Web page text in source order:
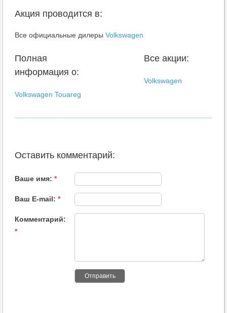
Акция проводится в:
Все официальные дилеры Volkswagen
Полная
информация о:
Volkswagen Touareg
Все акции:
Volkswagen
Оставить комментарий:
Ваше имя: *
Ваш E-mail: *
Комментарий:
*
Отправить